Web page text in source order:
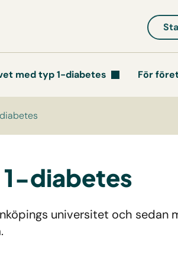
med typ 1-diabetes För
1-diabetes
universitet och sedan